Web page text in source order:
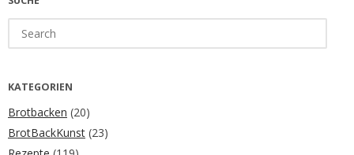
for:
KATEGORIEN
Brotbacken (20)
BrotBackKunst (23)